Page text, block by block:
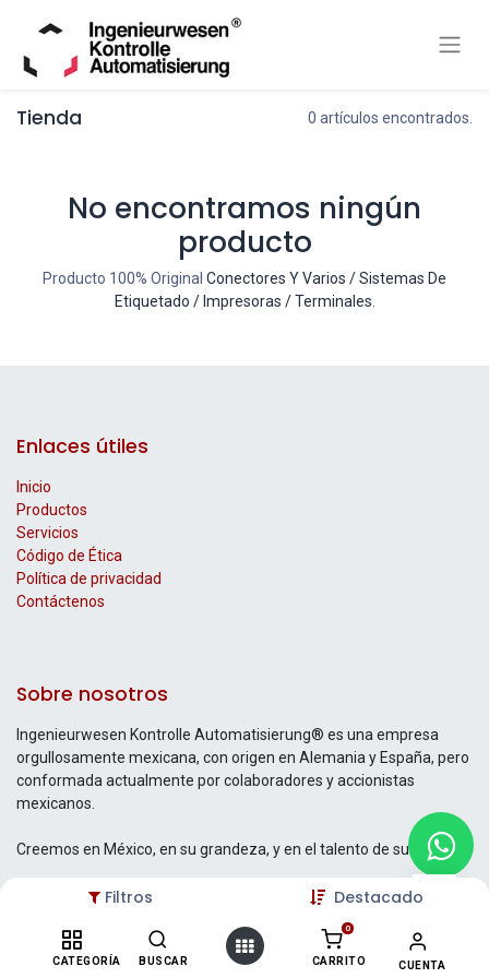
Filtros Destacado
CATEGORÍA BUSCAR
0
CARRITO CUENTA
Tienda 0 artículos encontrados.
No encontramos ningún
producto
Producto 100% Original Conectores Y Varios / Sistemas De
Etiquetado / Impresoras / Terminales
Enlaces útiles
Inicio
Productos
Servicios
Código de Ética
Política de privacidad
Contáctenos
Sobre nosotros
Ingenieurwesen Kontrolle Automatisierung® es una empresa
orgullosamente mexicana, con origen en Alemania y España, pero
conformada actualmente por colaboradores y accionistas
mexicanos.
Creemos en México, en su grandeza, y en el talento de su gente.
Contáctenos